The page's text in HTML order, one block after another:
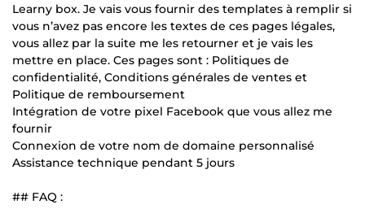
Learny box. Je vais vous fournir des templates à remplir si
vous n’avez pas encore les textes de ces pages légales,
vous allez par la suite me les retourner et je vais les
mettre en place. Ces pages sont : Politiques de
confidentialité, Conditions générales de ventes et
Politique de remboursement
Intégration de votre pixel Facebook que vous allez me
fournir
Connexion de votre nom de domaine personnalisé
Assistance technique pendant 5 jours
## FAQ :